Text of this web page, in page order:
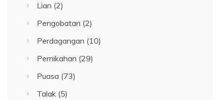
Lian (2)
Pengobatan (2)
Perdagangan (10)
Pernikahan (29)
Puasa (73)
Talak (5)